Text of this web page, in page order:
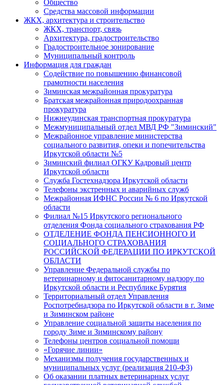
Общество
Средства массовой информации
ЖКХ, архитектура и строительство
ЖКХ, транспорт, связь
Архитектура, градостроительство
Градостроительное зонирование
Муниципальный контроль
Информация для граждан
Содействие по повышению финансовой
грамотности населения
Зиминская межрайонная прокуратура
Братская межрайонная природоохранная
прокуратура
Нижнеудинская транспортная прокуратура
Межмуниципальный отдел МВД РФ "Зиминский"
Межрайонное управление министерства
социального развития, опеки и попечительства
Иркутской области №5
Зиминский филиал ОГКУ Кадровый центр
Иркутской области
Служба Гостехнадзора Иркутской области
Телефоны экстренных и аварийных служб
Межрайонная ИФНС России № 6 по Иркутской
области
Филиал №15 Иркутского регионального
отделения Фонда социального страхования РФ
ОТДЕЛЕНИЕ ФОНДА ПЕНСИОННОГО И
СОЦИАЛЬНОГО СТРАХОВАНИЯ
РОССИЙСКОЙ ФЕДЕРАЦИИ ПО ИРКУТСКОЙ
ОБЛАСТИ
Управление Федеральной службы по
ветеринарному и фитосанитарному надзору по
Иркутской области и Республике Бурятия
Территориальный отдел Управления
Роспотребнадзора по Иркутской области в г. Зиме
и Зиминском районе
Управление социальной защиты населения по
городу Зиме и Зиминскому району
Телефоны центров социальной помощи
«Горячие линии»
Механизмы получения государственных и
муниципальных услуг (реализация 210-ФЗ)
Об оказании платных ветеринарных услуг